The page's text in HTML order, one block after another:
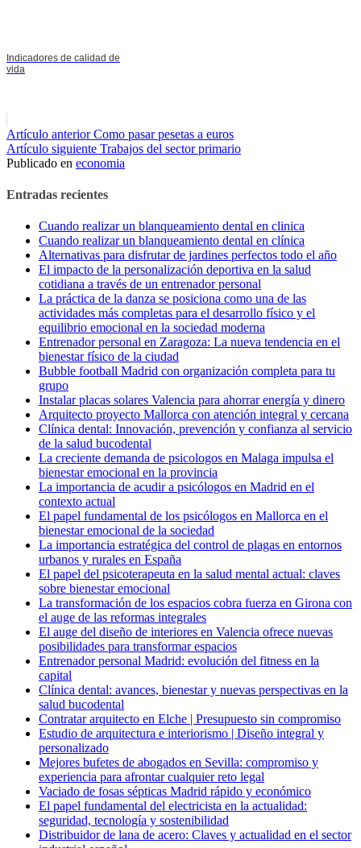
Indicadores de calidad de
vida
Seguir
leyendo
Artículo anteriorComo pasar pesetas a euros
Artículo siguiente Trabajos del sector primario
Publicado en economia
Entradas recientes
Cuando realizar un blanqueamiento dental en clinica
Cuando realizar un blanqueamiento dental en clínica
Alternativas para disfrutar de jardines perfectos todo el año
El impacto de la personalización deportiva en la salud
cotidiana a través de un entrenador personal
La práctica de la danza se posiciona como una de las
actividades más completas para el desarrollo físico y el
equilibrio emocional en la sociedad moderna
Entrenador personal en Zaragoza: La nueva tendencia en el
bienestar físico de la ciudad
Bubble football Madrid con organización completa para tu
grupo
Instalar placas solares Valencia para ahorrar energía y dinero
Arquitecto proyecto Mallorca con atención integral y cercana
Clínica dental: Innovación, prevención y confianza al servicio
de la salud bucodental
La creciente demanda de psicologos en Malaga impulsa el
bienestar emocional en la provincia
La importancia de acudir a psicólogos en Madrid en el
contexto actual
El papel fundamental de los psicólogos en Mallorca en el
bienestar emocional de la sociedad
La importancia estratégica del control de plagas en entornos
urbanos y rurales en España
El papel del psicoterapeuta en la salud mental actual: claves
sobre bienestar emocional
La transformación de los espacios cobra fuerza en Girona con
el auge de las reformas integrales
El auge del diseño de interiores en Valencia ofrece nuevas
posibilidades para transformar espacios
Entrenador personal Madrid: evolución del fitness en la
capital
Clínica dental: avances, bienestar y nuevas perspectivas en la
salud bucodental
Contratar arquitecto en Elche | Presupuesto sin compromiso
Estudio de arquitectura e interiorismo | Diseño integral y
personalizado
Mejores bufetes de abogados en Sevilla: compromiso y
experiencia para afrontar cualquier reto legal
Vaciado de fosas sépticas Madrid rápido y económico
El papel fundamental del electricista en la actualidad:
seguridad, tecnología y sostenibilidad
Distribuidor de lana de acero: Claves y actualidad en el sector